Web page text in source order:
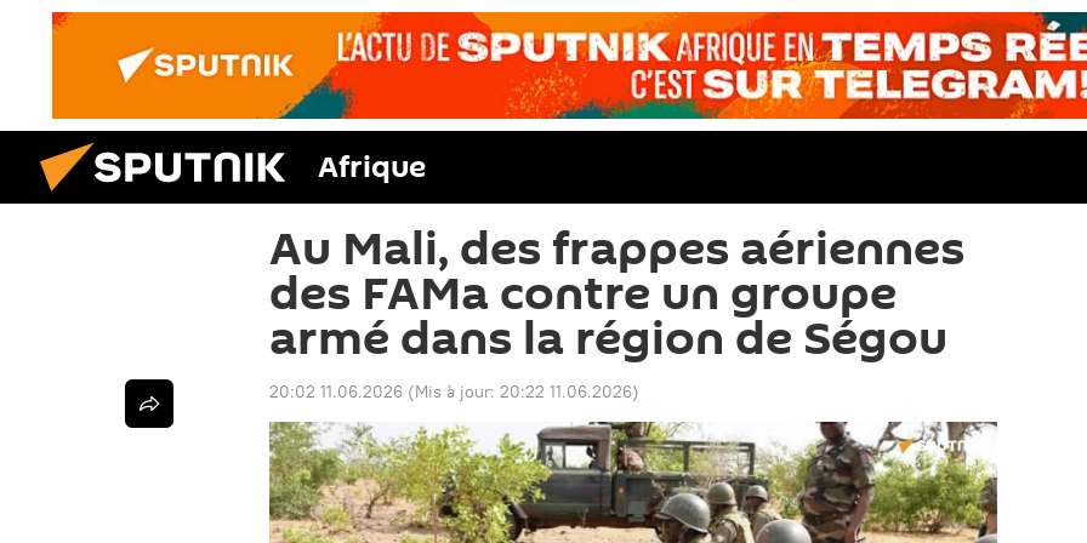
Afrique
Au Mali, des frappes aériennes
des FAMa contre un groupe
armé dans la région de Ségou
20:02 11.06.2026 (Mis à jour: 20:22 11.06.2026)